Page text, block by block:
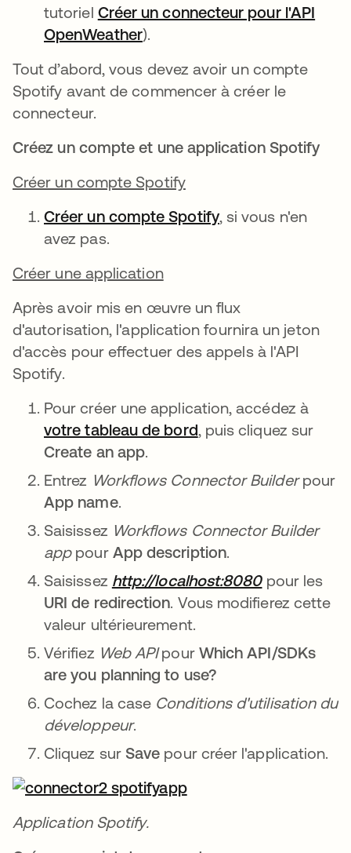
tutoriel Créer un connecteur pour l'API
OpenWeather).
Tout d’abord, vous devez avoir un compte
Spotify avant de commencer à créer le
connecteur.
Créez un compte et une application Spotify
Créer un compte Spotify
Créer un compte Spotifys’ouvre dans un
, si vous n'en
avez pas.
Créer une application
Après avoir mis en œuvre un flux
d'autorisation, l'application fournira un jeton
d'accès pour effectuer des appels à l'API
Spotify.
Pour créer une application, accédez à
votre tableau de bord , puis cliquez sur
Create an app
Entrez Workflows Connector Builderpour
App name.
Saisissez Workflows Connector Builder
apppour App description.
Saisissez http://localhost:8080pour les
URI de redirection . Vous modifierez cette
valeur ultérieurement.
Vérifiez Web APIpour Which API/SDKs
are you planning to use?
Cochez la case Conditions d'utilisation du
développeur.
Cliquez sur Save pour créer l'application.
Application Spotify.